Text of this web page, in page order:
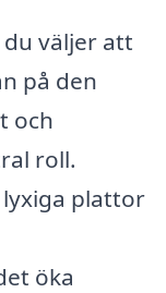
väljer att
på den
och
roll.
lyxiga plattor
öka